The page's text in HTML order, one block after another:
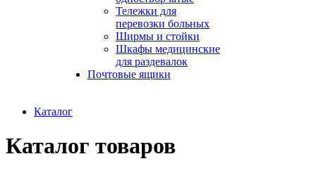
Тележки для
перевозки больных
Ширмы и стойки
Шкафы медицинские
для раздевалок
Почтовые ящики
Каталог
Каталог товаров